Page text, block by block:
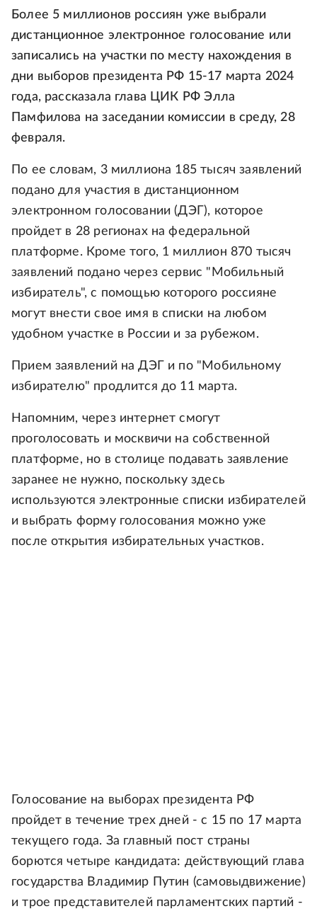
Более 5 миллионов россиян уже выбрали
дистанционное электронное голосование или
записались на участки по месту нахождения в
дни выборов президента РФ 15-17 марта 2024
года, рассказала глава ЦИК РФ Элла
Памфилова на заседании комиссии в среду, 28
февраля.
По ее словам, 3 миллиона 185 тысяч заявлений
подано для участия в дистанционном
электронном голосовании (ДЭГ), которое
пройдет в 28 регионах на федеральной
платформе. Кроме того, 1 миллион 870 тысяч
заявлений подано через сервис "Мобильный
избиратель", с помощью которого россияне
могут внести свое имя в списки на любом
удобном участке в России и за рубежом.
Прием заявлений на ДЭГ и по "Мобильному
избирателю" продлится до 11 марта.
Напомним, через интернет смогут
проголосовать и москвичи на собственной
платформе, но в столице подавать заявление
заранее не нужно, поскольку здесь
используются электронные списки избирателей
и выбрать форму голосования можно уже
после открытия избирательных участков.
Голосование на выборах президента РФ
пройдет в течение трех дней - с 15 по 17 марта
текущего года. За главный пост страны
борются четыре кандидата: действующий глава
государства Владимир Путин (самовыдвижение)
и трое представителей парламентских партий -